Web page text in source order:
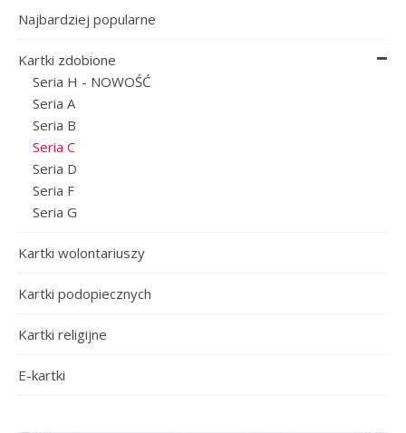
Najbardziej popularne
Kartki zdobione
Seria H - NOWOŚĆ
Seria A
Seria B
Seria C
Seria D
Seria F
Seria G
Kartki wolontariuszy
Kartki podopiecznych
Kartki religijne
E-kartki